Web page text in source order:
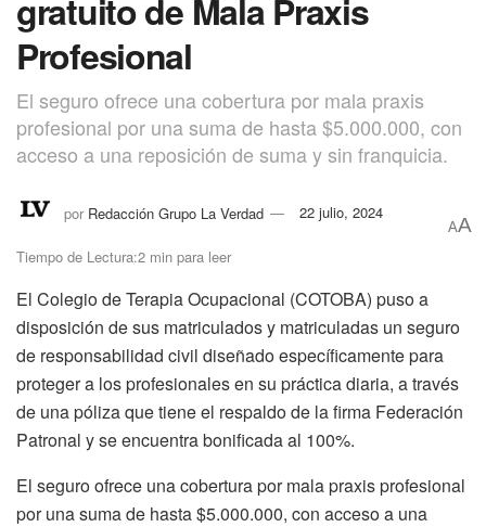
gratuito de Mala Praxis
Profesional
El seguro ofrece una cobertura por mala praxis
profesional por una suma de hasta $5.000.000, con
acceso a una reposición de suma y sin franquicia.
por Redacción Grupo La Verdad 22 julio, 2024
Tiempo de Lectura:2 min para leer
AA
El Colegio de Terapia Ocupacional (COTOBA) puso a
disposición de sus matriculados y matriculadas un seguro
de responsabilidad civil diseñado específicamente para
proteger a los profesionales en su práctica diaria, a través
de una póliza que tiene el respaldo de la firma Federación
Patronal y se encuentra bonificada al 100%.
El seguro ofrece una cobertura por mala praxis profesional
por una suma de hasta $5.000.000, con acceso a una